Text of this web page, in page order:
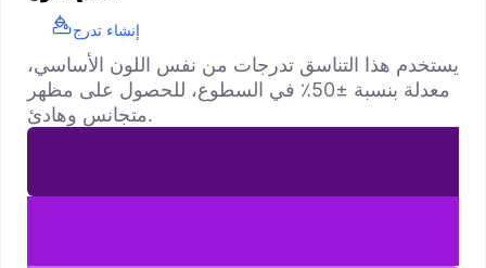
إنشاء تدرج
يستخدم هذا التناسق تدرجات من نفس اللون الأساسي،
معدلة بنسبة ±50٪ في السطوع، للحصول على مظهر
متجانس وهادئ.